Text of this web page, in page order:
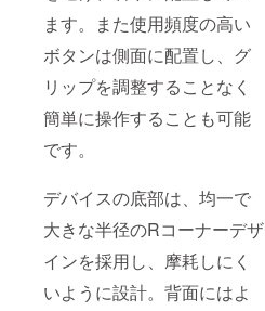
ます。また使用頻度の高い
ボタンは側面に配置し、グ
リップを調整することなく
簡単に操作することも可能
です。
デバイスの底部は、均一で
大きな半径のRコーナーデザ
インを採用し、摩耗しにく
いように設計。背面にはよ